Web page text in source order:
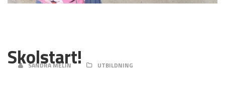
Skolstart!
SANDRA MELIN UTBILDNING